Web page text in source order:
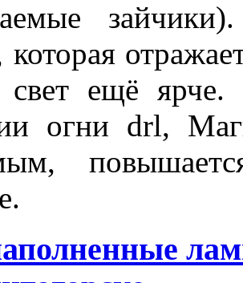
которая
свет ещё
огни drl,